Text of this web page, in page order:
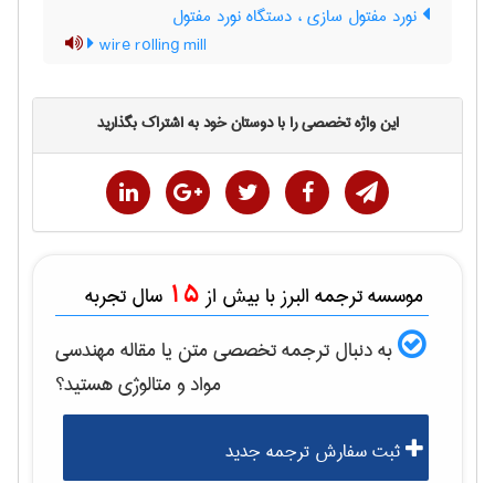
نورد مفتول سازی ، دستگاه نورد مفتول
wire rolling mill
این واژه تخصصی را با دوستان خود به اشتراک بگذارید
موسسه ترجمه البرز با بیش از 15 سال تجربه
به دنبال ترجمه تخصصی متن یا مقالهمهندسی
مواد و متالوژیهستید؟
ثبت سفارش ترجمه جدید